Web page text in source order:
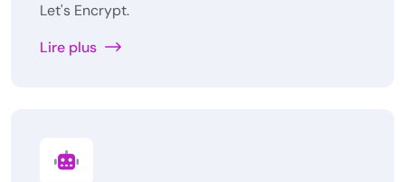
Let's Encrypt.
Lire plus